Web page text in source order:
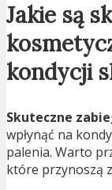
Jakie są
kondycji
Skuteczne
wpłynąć na
palenia. Warto
które przynoszą